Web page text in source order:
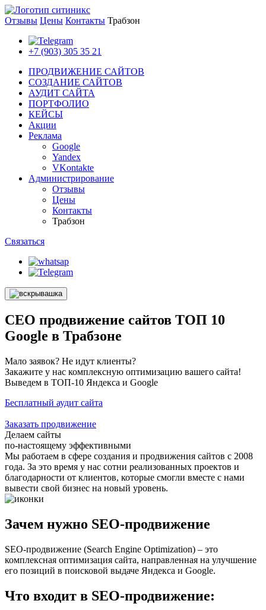
Отзывы Цены Контакты Трабзон
+7 (903) 305 35 21
ПРОДВИЖЕНИЕ САЙТОВ
СОЗДАНИЕ САЙТОВ
АУДИТ САЙТА
ПОРТФОЛИО
КЕЙСЫ
Акции
Реклама
Google
Yandex
VKontakte
Администрирование
Отзывы
Цены
Контакты
Трабзон
Связаться
СЕО продвижение сайтов ТОП 10
Google в Трабзоне
Мало заявок? Не идут клиенты?
Закажите у нас комплексную оптимизацию вашего сайта!
Выведем в ТОП-10 Яндекса и Google
Бесплатный аудит сайта
Заказать продвижение
Делаем сайты
по-настоящему эффективными
Мы работаем в сфере создания и продвижения сайтов с 2008
года. За это время у нас сотни реализованных проектов и
благодарности от клиентов, которые смогли вместе с нами
вывести свой бизнес на новый уровень.
Зачем нужно SEO-продвижение
SEO-продвижение (Search Engine Optimization) – это
комплексная оптимизация сайта, направленная на улучшение
его позиций в поисковой выдаче Яндекса и Google.
Что входит в SEO-продвижение: